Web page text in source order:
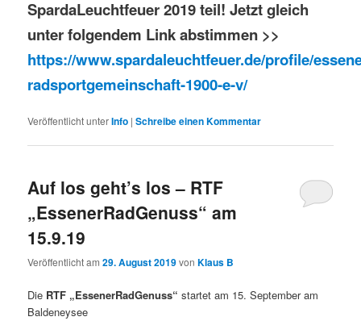
SpardaLeuchtfeuer 2019 teil! Jetzt gleich
unter folgendem Link abstimmen >>
https://www.spardaleuchtfeuer.de/profile/
radsportgemeinschaft-1900-e-v/
Veröffentlicht unterInfo |Schreibe einen Kommentar
Auf los geht’s los – RTF
„EssenerRadGenuss“ am
15.9.19
Veröffentlicht am29. August 2019vonKlaus B
Die RTF „EssenerRadGenuss“ startet am 15. September am
Baldeneysee